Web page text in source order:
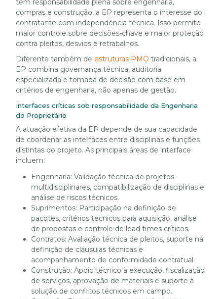
tem responsabilidade plena sobre engenharia,
compras e construção, a EP representa o interesse do
contratante com independência técnica. Isso permite
maior controle sobre decisões-chave e maior proteção
contra pleitos, desvios e retrabalhos.
Diferente também de estruturas PMO tradicionais, a
EP combina governança técnica, auditoria
especializada e tomada de decisão com base em
critérios de engenharia, não apenas de gestão.
Interfaces críticas sob responsabilidade da Engenharia
do Proprietário
A atuação efetiva da EP depende de sua capacidade
de coordenar as interfaces entre disciplinas e funções
distintas do projeto. As principais áreas de interface
incluem:
Engenharia: Validação técnica de projetos
multidisciplinares, compatibilização de disciplinas e
análise de riscos técnicos.
Suprimentos: Participação na definição de
pacotes, critérios técnicos para aquisição, análise
de propostas e controle de lead times críticos.
Contratos: Avaliação técnica de pleitos, suporte na
definição de cláusulas técnicas e
acompanhamento de conformidade contratual.
Construção: Apoio técnico à execução, fiscalização
de serviços, aprovação de materiais e suporte à
solução de conflitos técnicos em campo.